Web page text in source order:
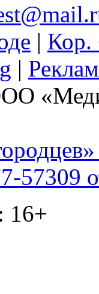
| Кор.
|
16+